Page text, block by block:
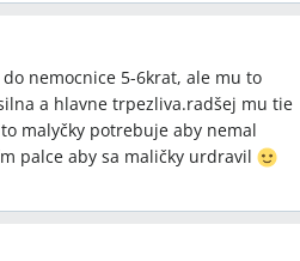
nemocnice 5-6krat, ale mu to
a hlavne trpezliva.radšej mu tie
malyčky potrebuje aby nemal
palce aby sa maličky urdravil